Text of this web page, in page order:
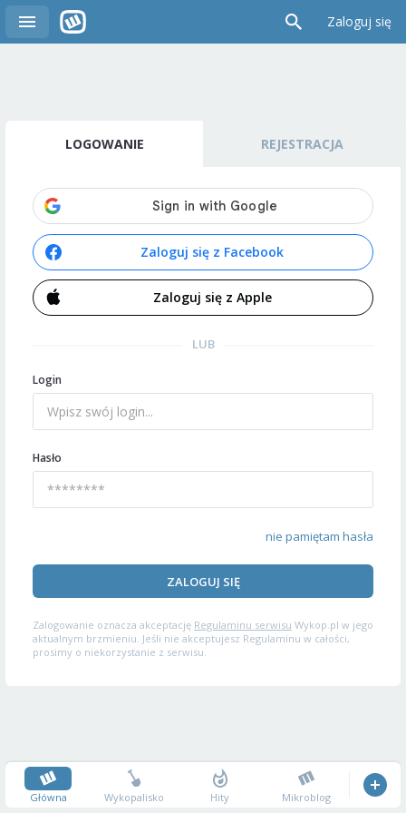
Zaloguj się
LOGOWANIE REJESTRACJA
Zaloguj się z Facebook
Zaloguj się z Apple
LUB
Login
Hasło
nie pamiętam hasła
ZALOGUJ SIĘ
Zalogowanie oznacza akceptację Regulaminu serwisu Wykop.pl w jego
aktualnym brzmieniu. Jeśli nie akceptujesz Regulaminu w całości,
prosimy o niekorzystanie z serwisu.
Główna Wykopalisko Hity Mikroblog